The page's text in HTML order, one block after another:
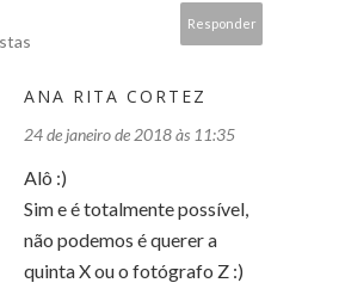
Responder
ANA RITA CORTEZ
24 de janeiro de 2018 às 11:35
Alô :)
Sim e é totalmente possível,
não podemos é querer a
quinta X ou o fotógrafo Z :)